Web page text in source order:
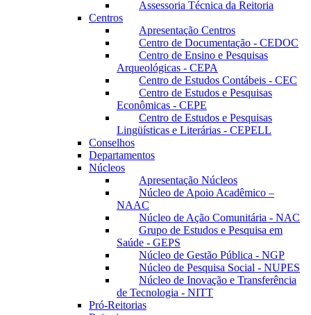
Assessoria Técnica da Reitoria
Centros
Apresentação Centros
Centro de Documentação - CEDOC
Centro de Ensino e Pesquisas
Arqueológicas - CEPA
Centro de Estudos Contábeis - CEC
Centro de Estudos e Pesquisas
Econômicas - CEPE
Centro de Estudos e Pesquisas
Lingüísticas e Literárias - CEPELL
Conselhos
Departamentos
Núcleos
Apresentação Núcleos
Núcleo de Apoio Acadêmico –
NAAC
Núcleo de Ação Comunitária - NAC
Grupo de Estudos e Pesquisa em
Saúde - GEPS
Núcleo de Gestão Pública - NGP
Núcleo de Pesquisa Social - NUPES
Núcleo de Inovação e Transferência
de Tecnologia - NITT
Pró-Reitorias